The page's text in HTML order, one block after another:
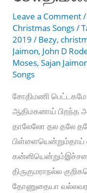
Leave a Comment
Christmas Songs/
2019/ Bezy,
Jaimon, John D
Moses,Sajan
Songs
சோதிமணி பெட்டகமே
ஆதிமகனாய் பிறந்த
தாலேலோ தல தலே
பிள்ளையென்றும்தாய்
திருகுமராநல்ல
தோணுதையா